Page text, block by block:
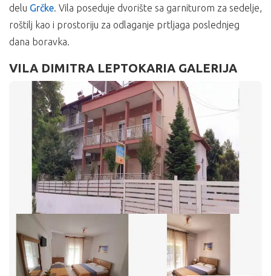
delu Grčke. Vila poseduje dvorište sa garniturom za sedelje,
roštilj kao i prostoriju za odlaganje prtljaga poslednjeg
dana boravka.
VILA DIMITRA LEPTOKARIA GALERIJA